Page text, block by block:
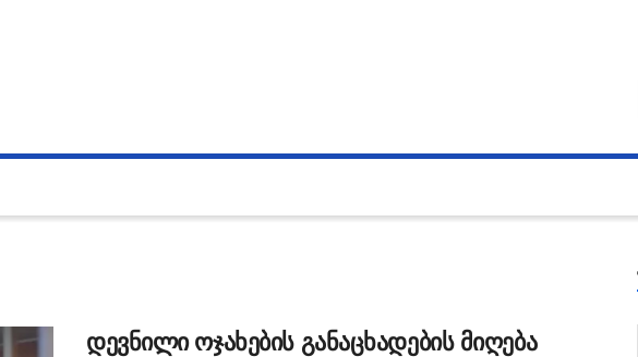
დევნილი ოჯახების განაცხადების მიღება